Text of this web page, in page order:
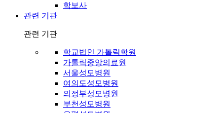
학보사
관련 기관
관련 기관
학교법인 가톨릭학원
가톨릭중앙의료원
서울성모병원
여의도성모병원
의정부성모병원
부천성모병원